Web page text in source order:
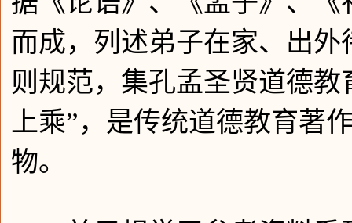
而成，列述弟子在家、出
则规范，集孔孟圣贤道德
上乘”，是传统道德教育著
物。